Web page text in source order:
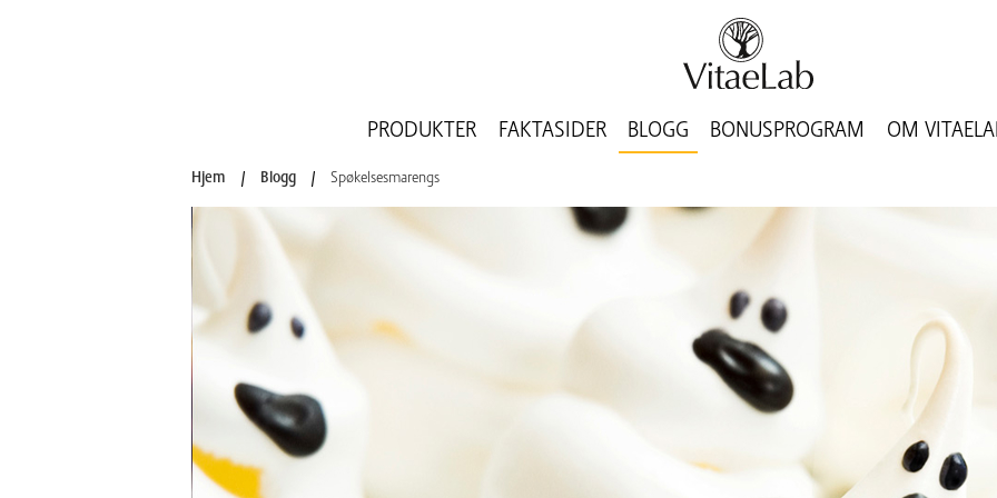
PRODUKTER FAKTASIDER BLOGG BONUSPROGRAM OM
Hjem / Blogg / Spøkelsesmarengs